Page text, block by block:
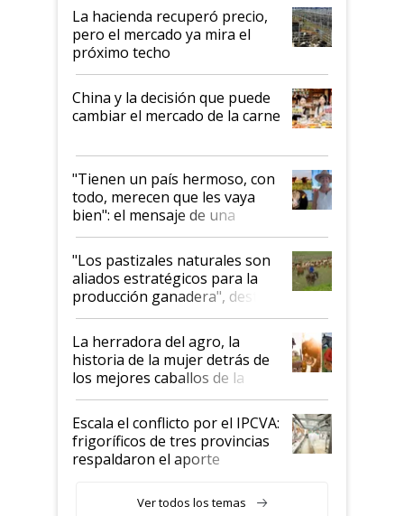
La hacienda recuperó precio,
pero el mercado ya mira el
próximo techo
China y la decisión que puede
cambiar el mercado de la carne
"Tienen un país hermoso, con
todo, merecen que les vaya
bien": el mensaje de una
ganadera uruguaya sobre las
oportunidades que se abren
para el agro en Argentina, con
foco en la carne
"Los pastizales naturales son
aliados estratégicos para la
producción ganadera", destaca
la iniciativa que ya reúne a 46
establecimientos en Argentina
La herradora del agro, la
historia de la mujer detrás de
los mejores caballos de la
Argentina y los mitos que
todavía hacen sufrir a estos
animales: "Mientras me
descalificaban, yo seguí
haciendo currículum"
Escala el conflicto por el IPCVA:
frigoríficos de tres provincias
respaldaron el aporte
Ver todos los temas